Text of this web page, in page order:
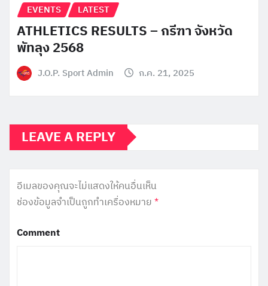
EVENTS LATEST
ATHLETICS RESULTS – กรีฑา จังหวัด
พัทลุง 2568
J.O.P. Sport Admin ก.ค. 21, 2025
LEAVE A REPLY
อีเมลของคุณจะไม่แสดงให้คนอื่นเห็น
ช่องข้อมูลจำเป็นถูกทำเครื่องหมาย*
Comment